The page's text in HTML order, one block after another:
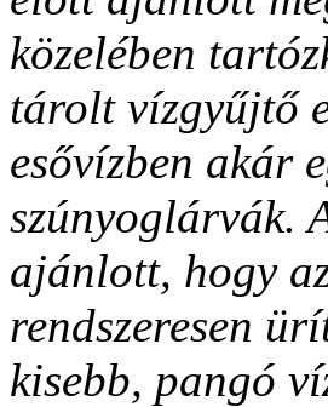
közelében
tárolt vízgyűjtő
esővízben akár
szúnyoglárvák.
ajánlott, hogy
rendszeresen
kisebb, pangó